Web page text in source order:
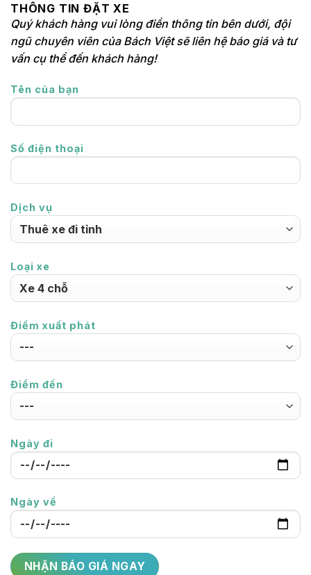
THÔNG TIN ĐẶT XE
Quý khách hàng vui lòng điền thông tin bên dưới, đội
ngũ chuyên viên của Bách Việt sẽ liên hệ báo giá và tư
vấn cụ thể đến khách hàng!
Tên của bạn
Số điện thoại
Dịch vụ
Loại xe
Điểm xuất phát
Điểm đến
Ngày đi
Ngày về